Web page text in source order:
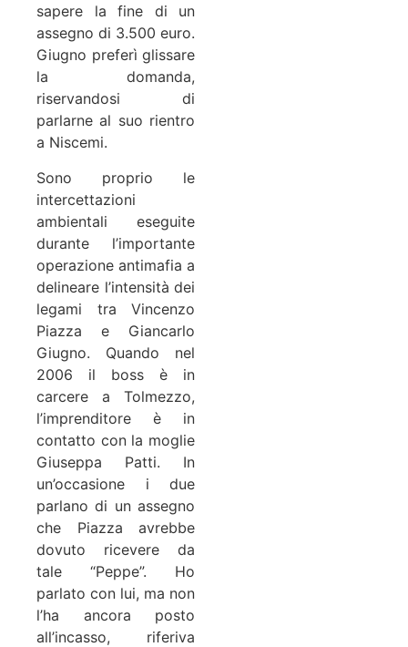
sapere la fine di un
assegno di 3.500 euro.
Giugno preferì glissare
la domanda,
riservandosi di
parlarne al suo rientro
a Niscemi.
Sono proprio le
intercettazioni
ambientali eseguite
durante l’importante
operazione antimafia a
delineare l’intensità dei
legami tra Vincenzo
Piazza e Giancarlo
Giugno. Quando nel
2006 il boss è in
carcere a Tolmezzo,
l’imprenditore è in
contatto con la moglie
Giuseppa Patti. In
un’occasione i due
parlano di un assegno
che Piazza avrebbe
dovuto ricevere da
tale “Peppe”. Ho
parlato con lui, ma non
l’ha ancora posto
all’incasso, riferiva